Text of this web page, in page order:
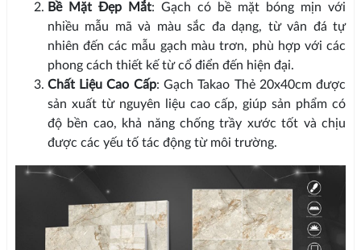
Bề Mặt Đẹp Mắt: Gạch có bề mặt bóng mịn với
nhiều mẫu mã và màu sắc đa dạng, từ vân đá tự
nhiên đến các mẫu gạch màu trơn, phù hợp với các
phong cách thiết kế từ cổ điển đến hiện đại.
Chất Liệu Cao Cấp: Gạch Takao Thẻ 20x40cm được
sản xuất từ nguyên liệu cao cấp, giúp sản phẩm có
độ bền cao, khả năng chống trầy xước tốt và chịu
được các yếu tố tác động từ môi trường.